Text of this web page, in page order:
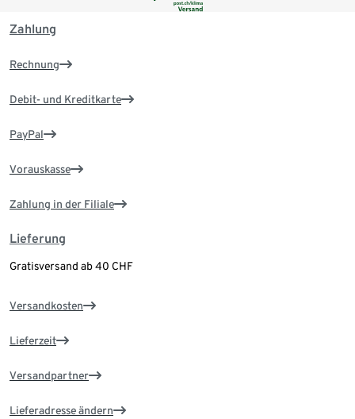
Zahlung
Rechnung
Debit- und Kreditkarte
PayPal
Vorauskasse
Zahlung in der Filiale
Lieferung
Gratisversand ab 40 CHF
Versandkosten
Lieferzeit
Versandpartner
Lieferadresse ändern